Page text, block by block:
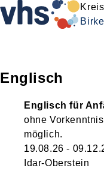
Englisch
Englisch für
ohne
möglich.
19.08.26 -
Idar-Oberstein